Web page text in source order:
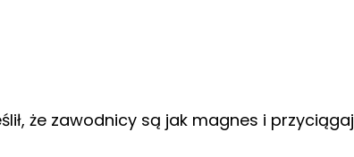
że zawodnicy są jak magnes i